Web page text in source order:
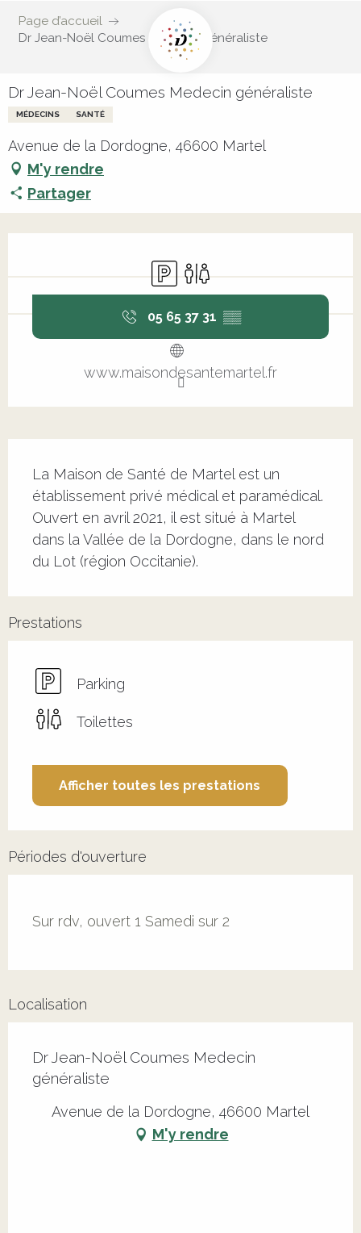
Page d’accueil
Dr Jean-Noël Coumes Medecin généraliste
Dr Jean-Noël Coumes Medecin généraliste
MÉDECINS SANTÉ
Avenue de la Dordogne, 46600 Martel
M'y rendre
Partager
ParkingToilettes
05 65 37 31 ▒▒
www.maisondesantemartel.fr
La Maison de Santé de Martel est un
établissement privé médical et paramédical.
Ouvert en avril 2021, il est situé à Martel
dans la Vallée de la Dordogne, dans le nord
du Lot (région Occitanie).
Prestations
Parking
Toilettes
Afficher toutes les prestations
Périodes d'ouverture
Sur rdv, ouvert 1 Samedi sur 2
Localisation
Dr Jean-Noël Coumes Medecin
généraliste
Avenue de la Dordogne, 46600 Martel
M'y rendre